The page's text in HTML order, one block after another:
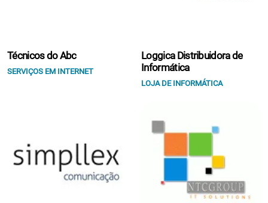
Técnicos do Abc
SERVIÇOS EM INTERNET
Loggica Distribuidora de
Informática
LOJA DE INFORMÁTICA